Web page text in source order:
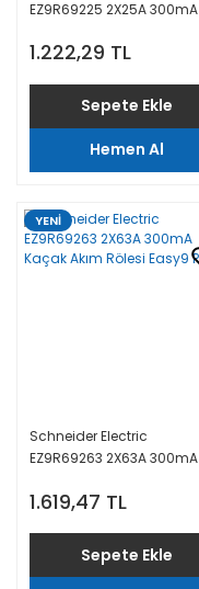
EZ9R69225 2X25A 300mA
1.222,29 TL
Sepete Ekle
Hemen Al
YENİ
Schneider Electric
EZ9R69263 2X63A 300mA
1.619,47 TL
Sepete Ekle